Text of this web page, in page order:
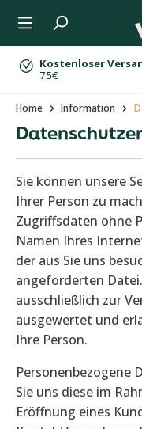
Zum Hauptinhalt
Kostenloser
75€
Home Information
Sie können unsere
Ihrer Person zu
Zugriffsdaten ohne
Namen Ihres
der aus Sie uns
angeforderten
ausschließlich zur
ausgewertet und
Ihre Person.
Personenbezogene
Sie uns diese im
Eröffnung eines